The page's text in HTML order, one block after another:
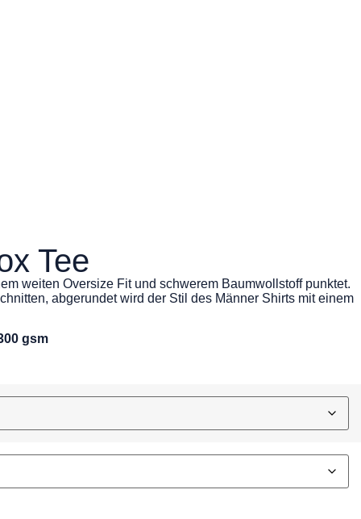
Tee
weiten Oversize Fit und schwerem Baumwollstoff punktet.
abgerundet wird der Stil des Männer Shirts mit einem
gsm